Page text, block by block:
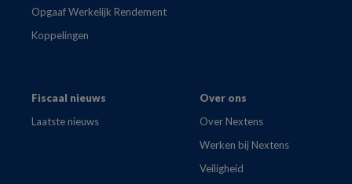
Opgaaf Werkelijk Rendement
Koppelingen
Fiscaal nieuws
Laatste nieuws
Over ons
Over Nextens
Werken bij Nextens
Veiligheid